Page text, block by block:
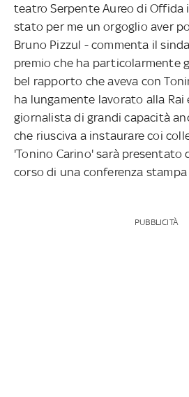
teatro Serpente Aureo di Offida
stato per me un orgoglio aver
Bruno Pizzul - commenta il
premio che ha particolarmente
bel rapporto che aveva con
ha lungamente lavorato alla Rai
giornalista di grandi capacità
che riusciva a instaurare coi
'Tonino Carino' sarà presentato
corso di una conferenza stampa
PUBBLICITÀ